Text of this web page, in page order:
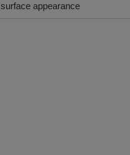
appearance